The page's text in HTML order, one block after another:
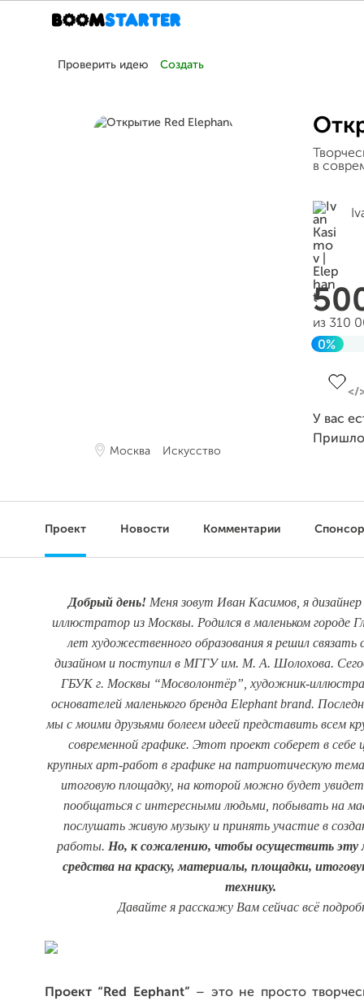
Проверить идею Создать
Москва Искусство
в
из 310
0%
У вас
Проект Новости Комментарии
Добрый день!Меня зовут Иван Касимов, я
иллюстратор из Москвы. Родился в маленьком городе
лет художественного образования я решил связать
дизайном и поступил в МГГУ им. М. А. Шолохова.
ГБУК г. Москвы “Мосволонтёр”, художник-
основателей маленького бренда Elephant brand.
мы с моими друзьями болеем идеей представить всем
современной графике. Этот проект соберет в себе
крупных арт-работ в графике на патриотическую
итоговую площадку, на которой можно будет
пообщаться с интересными людьми, побывать на
послушать живую музыку и принять участие в
работы. Но, к сожалению, чтобы осуществить
средства на краску, материалы, площадки,
технику.
Давайте я расскажу Вам сейчас всё
Проект “Red Eephant” – это не просто